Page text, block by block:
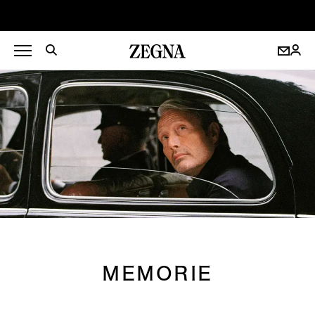
MEMORIE